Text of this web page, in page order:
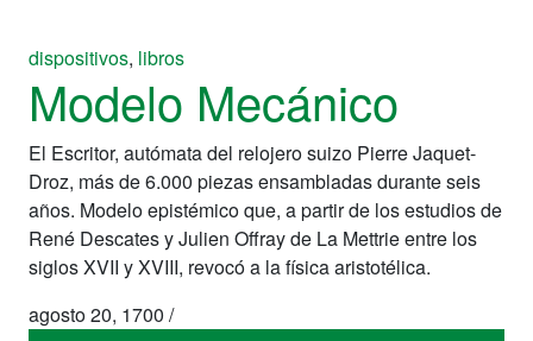
dispositivos, libros
Modelo Mecánico
El Escritor, autómata del relojero suizo Pierre Jaquet-
Droz, más de 6.000 piezas ensambladas durante seis
años. Modelo epistémico que, a partir de los estudios de
René Descates y Julien Offray de La Mettrie entre los
siglos XVII y XVIII, revocó a la física aristotélica.
agosto 20, 1700 /